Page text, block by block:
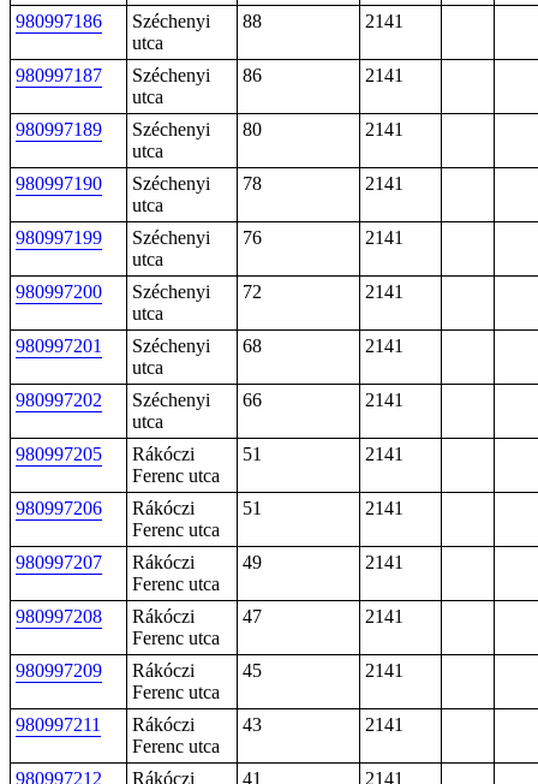
980997186
Széchenyi
utca
88 2141
980997187
Széchenyi
utca
86 2141
980997189
Széchenyi
utca
80 2141
980997190
Széchenyi
utca
78 2141
980997199
Széchenyi
utca
76 2141
980997200
Széchenyi
utca
72 2141
980997201
Széchenyi
utca
68 2141
980997202
Széchenyi
utca
66 2141
980997205
Rákóczi
Ferenc utca
51 2141
980997206
Rákóczi
Ferenc utca
51 2141
980997207
Rákóczi
Ferenc utca
49 2141
980997208
Rákóczi
Ferenc utca
47 2141
980997209
Rákóczi
Ferenc utca
45 2141
980997211
Rákóczi
Ferenc utca
43 2141
980997212 Rákóczi 41 2141